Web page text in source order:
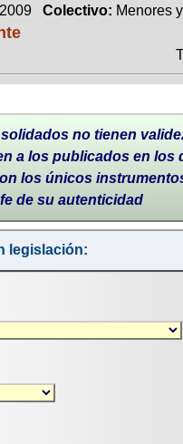
Colectivo: Menores
no tienen
a los publicados en los
los únicos
fe de su autenticidad
legislación: